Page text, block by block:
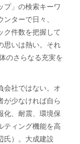
」の検索キーワ
ターで日々、
ク件数を把握して
思いは熱い。それ
のさらなる充実を
会社ではない。オ
が少なければ自ら
化、耐震、環境保
ティング機能を高
氏）。大成建設